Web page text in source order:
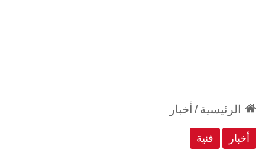
الرئيسية/ أخبار
أخبار فنية